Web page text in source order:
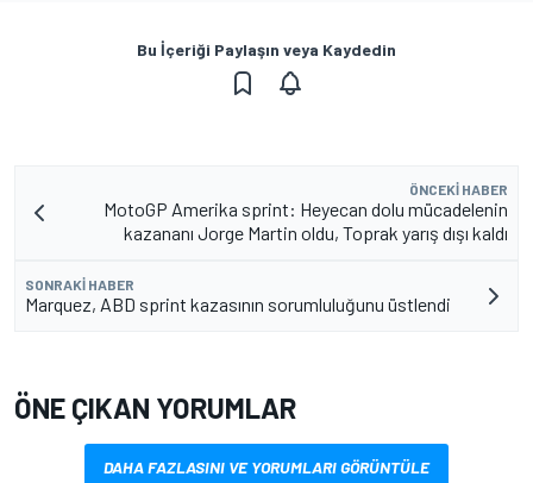
Bu İçeriği Paylaşın veya Kaydedin
ÖNCEKI HABER
MotoGP Amerika sprint: Heyecan dolu mücadelenin
kazananı Jorge Martin oldu, Toprak yarış dışı kaldı
SONRAKI HABER
Marquez, ABD sprint kazasının sorumluluğunu üstlendi
ÖNE ÇIKAN YORUMLAR
DAHA FAZLASINI VE YORUMLARI GÖRÜNTÜLE